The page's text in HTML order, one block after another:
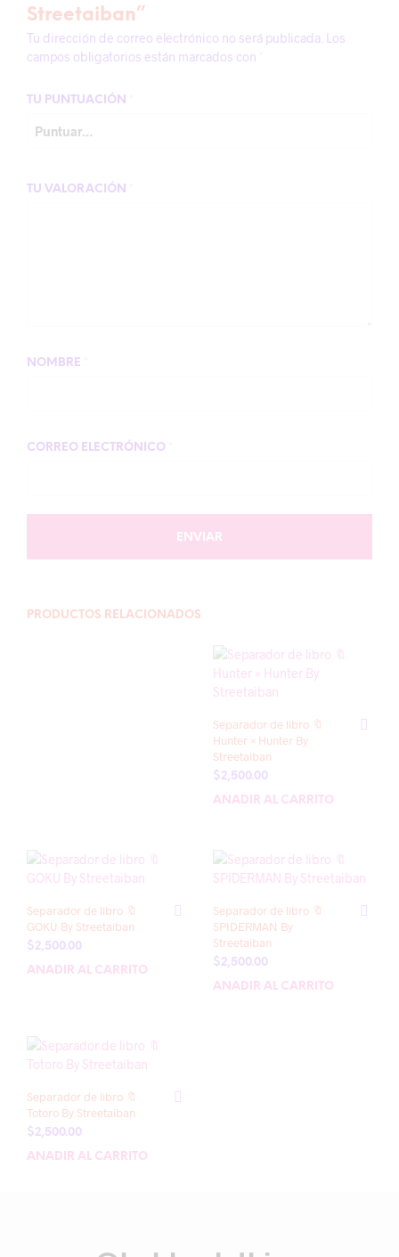
Streetaiban”
Tu dirección de correo electrónico no será publicada. Los
campos obligatorios están marcados con
TU PUNTUACIÓN
TU VALORACIÓN
NOMBRE
CORREO ELECTRÓNICO
PRODUCTOS RELACIONADOS
Separador de libro 🔖
Hunter × Hunter By
Streetaiban
$2,500.00
AÑADIR AL CARRITO
Separador de libro 🔖
GOKU By Streetaiban
$2,500.00
AÑADIR AL CARRITO
Separador de libro 🔖
SPIDERMAN By
Streetaiban
$2,500.00
AÑADIR AL CARRITO
Separador de libro 🔖
Totoro By Streetaiban
$2,500.00
AÑADIR AL CARRITO